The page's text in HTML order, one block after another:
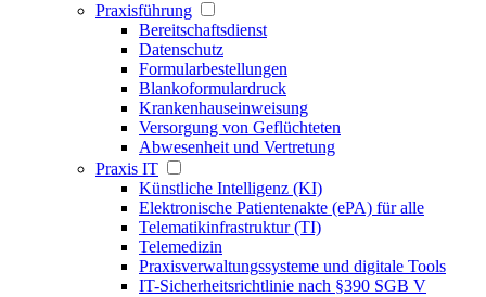
Praxisführung
Bereitschaftsdienst
Datenschutz
Formularbestellungen
Blankoformulardruck
Krankenhauseinweisung
Versorgung von Geflüchteten
Abwesenheit und Vertretung
Praxis IT
Künstliche Intelligenz (KI)
Elektronische Patientenakte (ePA) für alle
Telematikinfrastruktur (TI)
Telemedizin
Praxisverwaltungssysteme und digitale Tools
IT-Sicherheitsrichtlinie nach §390 SGB V